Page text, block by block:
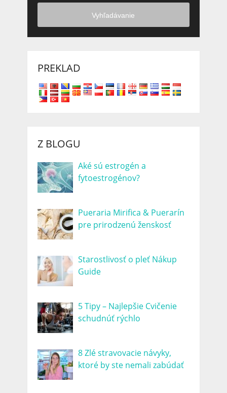
Vyhľadávanie
PREKLAD
Z BLOGU
Aké sú estrogén a
fytoestrogénov?
Pueraria Mirifica & Puerarín
pre prirodzenú ženskosť
Starostlivosť o pleť Nákup
Guide
5 Tipy – Najlepšie Cvičenie
schudnúť rýchlo
8 Zlé stravovacie návyky,
ktoré by ste nemali zabúdať